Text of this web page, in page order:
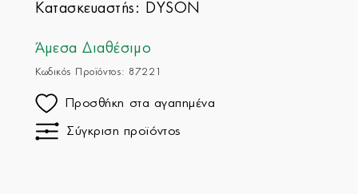
Κατασκευαστής: DYSON
Άμεσα Διαθέσιμο
Κωδικός Προϊόντος: 87221
Προσθήκη στα αγαπημένα
Σύγκριση προϊόντος